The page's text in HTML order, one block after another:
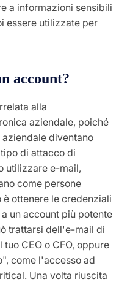
a informazioni sensibili
essere utilizzate per
account?
alla
aziendale, poiché
diventano
di attacco di
utilizzare e-mail,
come persone
ottenere le credenziali
un account più potente
trattarsi dell'e-mail di
CEO o CFO, oppure
come l'accesso ad
Una volta riuscita